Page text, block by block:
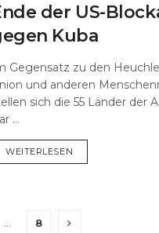
der US-
Kuba
Gegensatz zu den
und anderen
sich die 55 Länder der
...
WEITERLESEN
8